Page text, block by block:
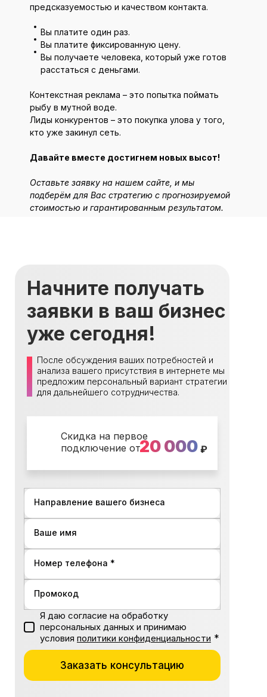
предсказуемостью и качеством контакта.
Вы платите один раз.
Вы платите фиксированную цену.
Вы получаете человека, который уже готов
расстаться с деньгами.
Контекстная реклама – это попытка поймать
рыбу в мутной воде.
Лиды конкурентов – это покупка улова у того,
кто уже закинул сеть.
Давайте вместе достигнем новых высот!
Оставьте заявку на нашем сайте, и мы
подберём для Вас стратегию с прогнозируемой
стоимостью и гарантированным результатом.
₽
20 000
Скидка на первое
подключение от
Направление вашего бизнеса
Ваше имя
Номер телефона *
Промокод
Я даю согласие на обработку
персональных данных и принимаю
условия политики конфиденциальности *
Заказать консультацию
После обсуждения ваших потребностей и
анализа вашего присутствия в интернете мы
предложим персональный вариант стратегии
для дальнейшего сотрудничества.
Начните получать
заявки в ваш бизнес
уже сегодня!